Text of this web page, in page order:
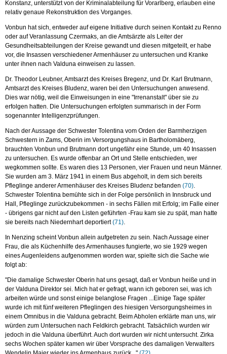
Konstanz, unterstützt von der Kriminalabteilung für Vorarlberg, erlauben eine
relativ genaue Rekonstruktion des Vorganges.
Vonbun hat sich, entweder auf eigene Initiative durch seinen Kontakt zu Renno
oder auf Veranlassung Czermaks, an die Amtsärzte als Leiter der
Gesundheitsabteilungen der Kreise gewandt und diesen mitgeteilt, er habe
vor, die Insassen verschiedener Armenhäuser zu untersuchen und Kranke
unter ihnen nach Valduna einweisen zu lassen.
Dr. Theodor Leubner, Amtsarzt des Kreises Bregenz, und Dr. Karl Brutmann,
Amtsarzt des Kreises Bludenz, waren bei den Untersuchungen anwesend.
Dies war nötig, weil die Einweisungen in eine "Irrenanstalt" über sie zu
erfolgen hatten. Die Untersuchungen erfolgten summarisch in der Form
sogenannter Intelligenzprüfungen.
Nach der Aussage der Schwester Tolentina vom Orden der Barmherzigen
Schwestern in Zams, Oberin im Versorgungshaus in Bartholomäberg,
brauchten Vonbun und Brutmann dort ungefähr eine Stunde, um 40 Insassen
zu untersuchen. Es wurde offenbar an Ort und Stelle entschieden, wer
wegkommen sollte. Es waren dies 13 Personen, vier Frauen und neun Männer.
Sie wurden am 3. März 1941 in einem Bus abgeholt, in dem sich bereits
Pfleglinge anderer Armenhäuser des Kreises Bludenz befanden (70).
Schwester Tolentina bemühte sich in der Folge persönlich in Innsbruck und
Hall, Pfleglinge zurückzubekommen - in sechs Fällen mit Erfolg; im Falle einer
- übrigens gar nicht auf den Listen geführten -Frau kam sie zu spät, man hatte
sie bereits nach Niedernhart deportiert(71).
In Nenzing scheint Vonbun allein aufgetreten zu sein. Nach Aussage einer
Frau, die als Küchenhilfe des Armenhauses fungierte, wo sie 1929 wegen
eines Augenleidens aufgenommen worden war, spielte sich die Sache wie
folgt ab:
"Die damalige Schwester Oberin hat uns gesagt, daß er Vonbun heiße und in
der Valduna Direktor sei. Mich hat er gefragt, wann ich geboren sei, was ich
arbeiten würde und sonst einige belanglose Fragen ...Einige Tage später
wurde ich mit fünf weiteren Pfleglingen des hiesigen Versorgungsheimes in
einem Omnibus in die Valduna gebracht. Beim Abholen erklärte man uns, wir
würden zum Untersuchen nach Feldkirch gebracht. Tatsächlich wurden wir
jedoch in die Valduna überführt. Auch dort wurden wir nicht untersucht. Zirka
sechs Wochen später kamen wir über Vorsprache des damaligen Verwalters